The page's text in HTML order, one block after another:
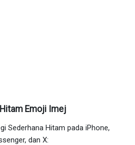
Emoji Imej
Sederhana Hitam pada iPhone,
dan X: